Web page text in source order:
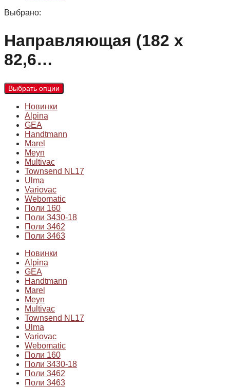
Выбрано:
Направляющая (182 x
82,6…
Выбрать опции
Новинки
Alpina
GEA
Handtmann
Marel
Meyn
Multivac
Townsend NL17
Ulma
Variovac
Webomatic
Поли 160
Поли 3430-18
Поли 3462
Поли 3463
Новинки
Alpina
GEA
Handtmann
Marel
Meyn
Multivac
Townsend NL17
Ulma
Variovac
Webomatic
Поли 160
Поли 3430-18
Поли 3462
Поли 3463